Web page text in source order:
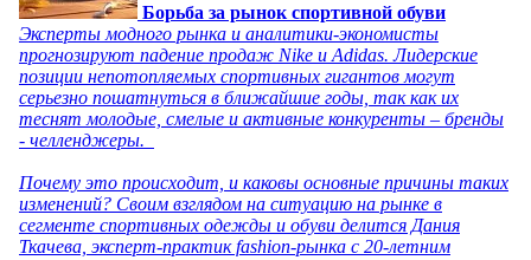
Борьба за рынок спортивной обуви
Эксперты модного рынка и аналитики-экономисты
прогнозируют падение продаж Nike и Adidas. Лидерские
позиции непотопляемых спортивных гигантов могут
серьезно пошатнуться в ближайшие годы, так как их
теснят молодые, смелые и активные конкуренты – бренды
- челленджеры.
Почему это происходит, и каковы основные причины таких
изменений? Своим взглядом на ситуацию на рынке в
сегменте спортивных одежды и обуви делится Дания
Ткачева, эксперт-практик fashion-рынка с 20-летним